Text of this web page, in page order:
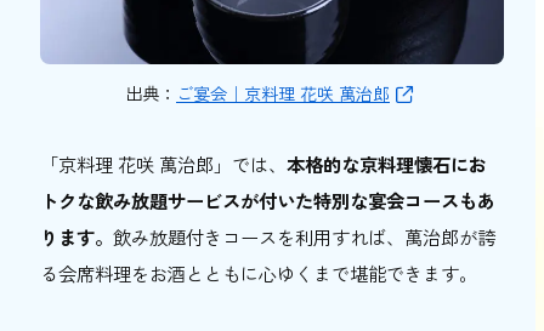
出典： ご宴会｜京料理 花咲 萬治郎
「京料理 花咲 萬治郎」では、 本格的な京料理懐石にお
トクな飲み放題サービスが付いた特別な宴会コースもあ
ります。 飲み放題付きコースを利用すれば、萬治郎が誇
る会席料理をお酒とともに心ゆくまで堪能できます。